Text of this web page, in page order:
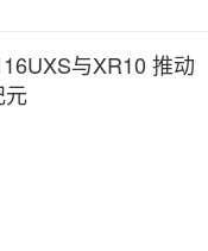
与XR10 推动
元